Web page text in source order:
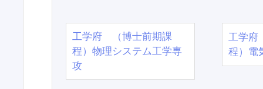
工学府 （博士前期課
程）物理システム工学専
攻
工学
程）電